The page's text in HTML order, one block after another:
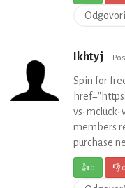
Ikhtyj
Spin for
vs-mcluck-
members
purchase
👍0 👎0